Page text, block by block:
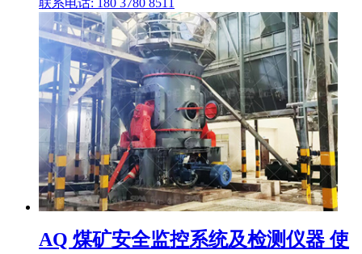
联系电话: 180 3780 8511
AQ 煤矿安全监控系统及检测仪器 使